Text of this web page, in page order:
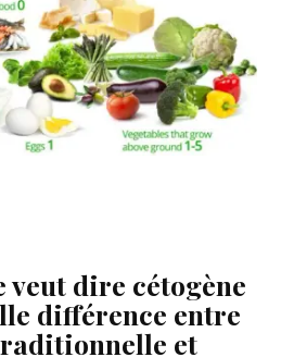
veut dire cétogène
différence entre
et